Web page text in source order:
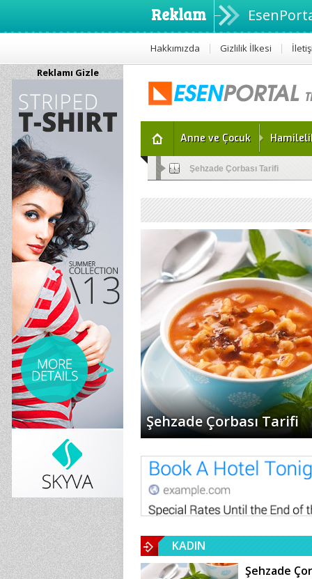
Reklam
Reklamı Gizle
Hakkımızda Gizlilik İlkesi
Anne ve Çocuk
Altını Islatan Çocuklar İçin
Şehzade Çorbası Tarifi
KADIN
Şehzade